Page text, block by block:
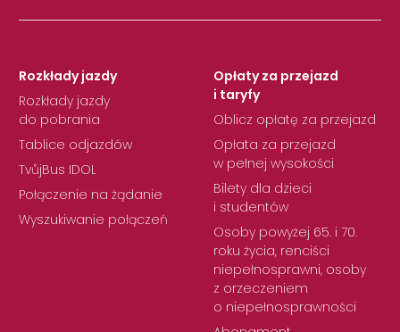
Rozkłady jazdy
Rozkłady jazdy
do pobrania
Tablice odjazdów
TvůjBus IDOL
Połączenie na żądanie
Wyszukiwanie połączeń
Opłaty za przejazd
i taryfy
Oblicz opłatę za przejazd
Opłata za przejazd
w pełnej wysokości
Bilety dla dzieci
i studentów
Osoby powyżej 65. i 70.
roku życia, renciści
niepełnosprawni, osoby
z orzeczeniem
o niepełnosprawności